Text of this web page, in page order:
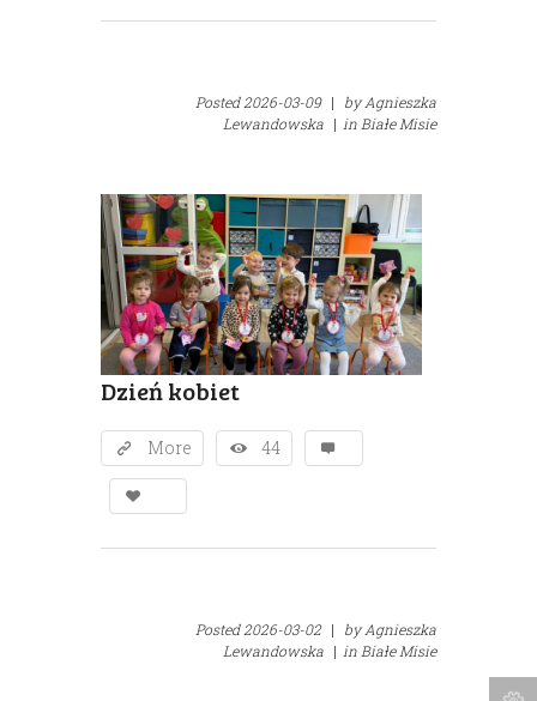
Posted2026-03-09 | byAgnieszka
Lewandowska | inBiałe Misie
Dzień kobiet
More 44
Posted2026-03-02 | byAgnieszka
Lewandowska | inBiałe Misie